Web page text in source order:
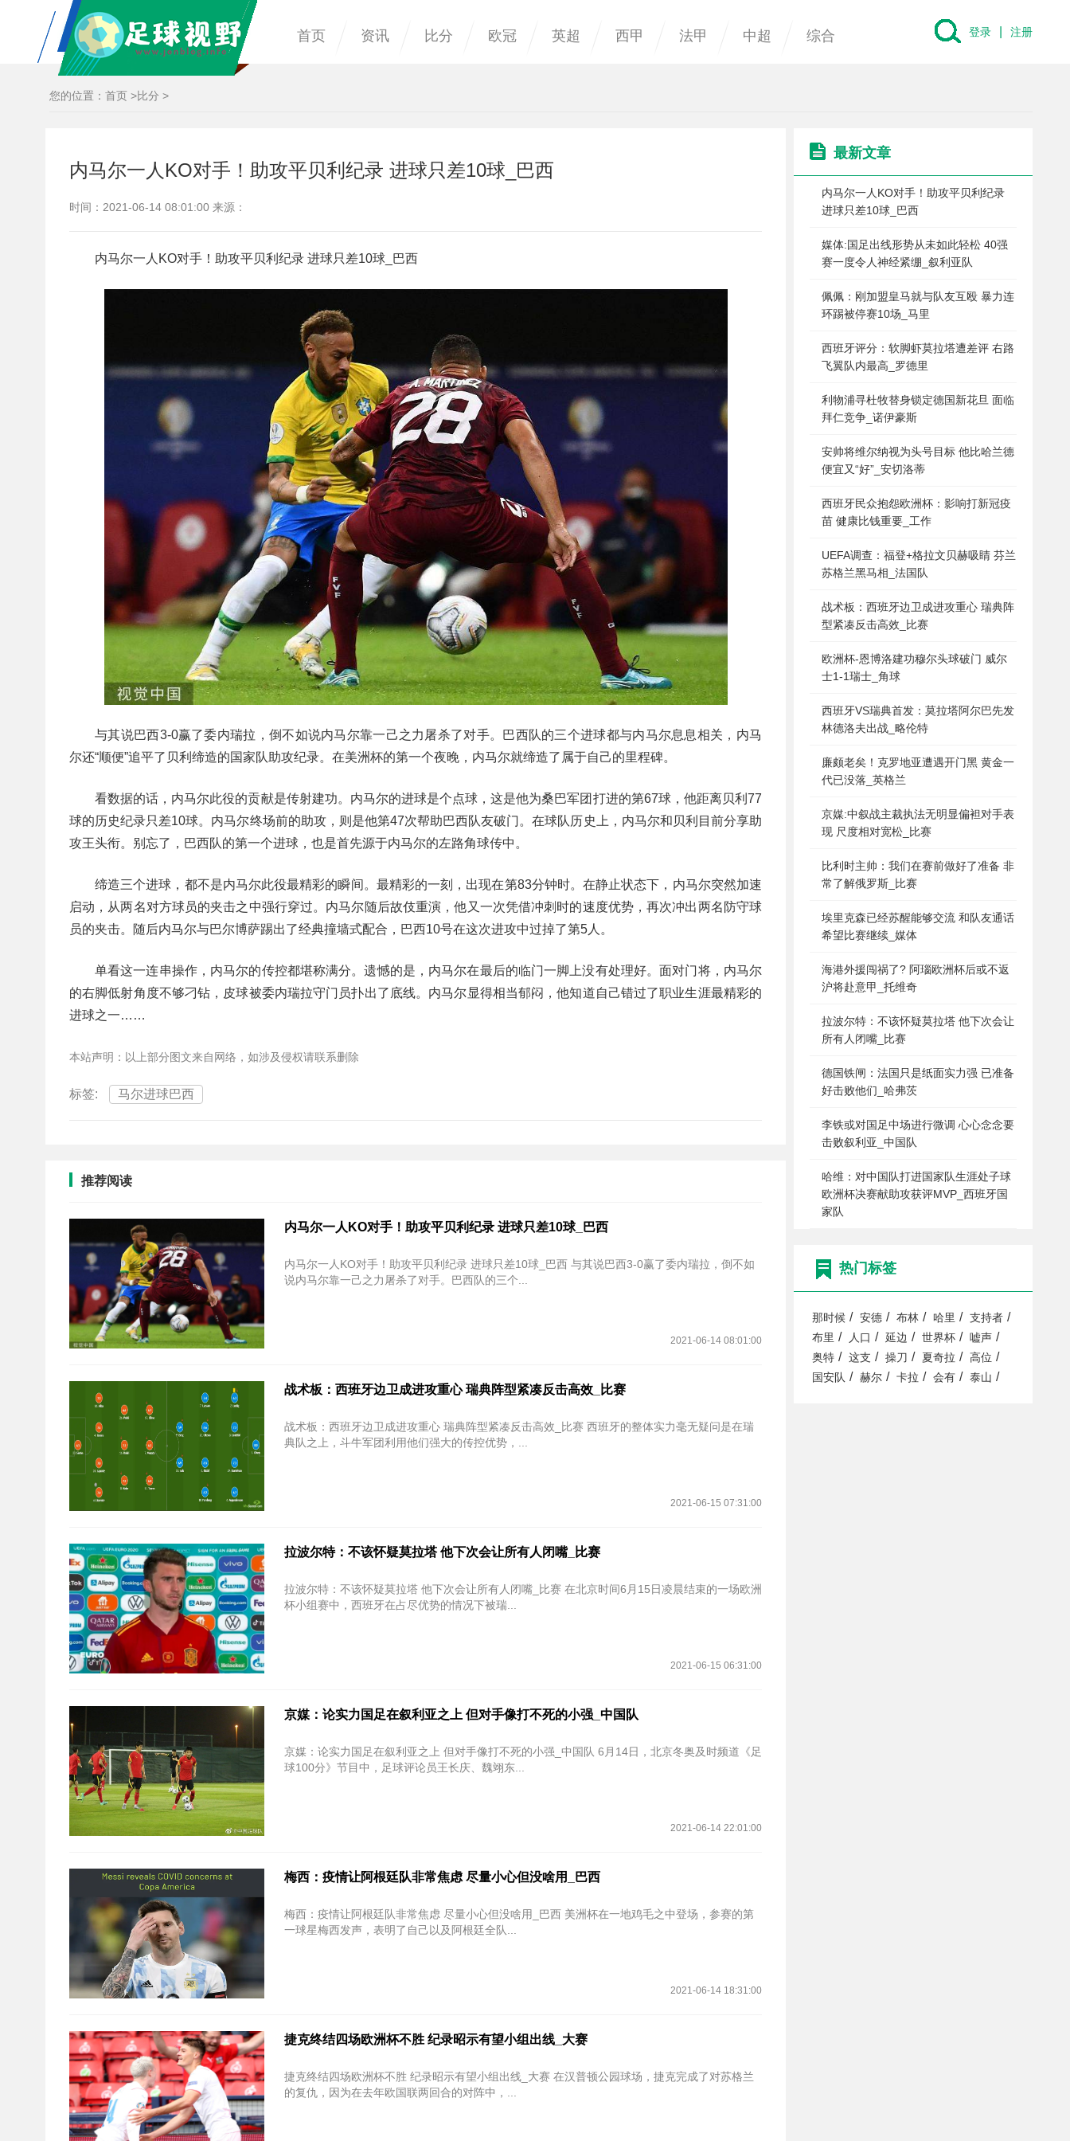
首页 资讯 比分 欧冠 英超 西甲 法甲 中超 综合 登录 注册
您的位置： 首页 >比分 >
内马尔一人KO对手！助攻平贝利纪录 进球只差10球_巴西
时间：2021-06-14 08:01:00 来源：
内马尔一人KO对手！助攻平贝利纪录 进球只差10球_巴西
与其说巴西3-0赢了委内瑞拉，倒不如说内马尔靠一己之力屠杀了对手。巴西队的三个进球都与内马尔息息相关，内马
尔还“顺便”追平了贝利缔造的国家队助攻纪录。在美洲杯的第一个夜晚，内马尔就缔造了属于自己的里程碑。
看数据的话，内马尔此役的贡献是传射建功。内马尔的进球是个点球，这是他为桑巴军团打进的第67球，他距离贝利77
球的历史纪录只差10球。内马尔终场前的助攻，则是他第47次帮助巴西队友破门。在球队历史上，内马尔和贝利目前分享助
攻王头衔。别忘了，巴西队的第一个进球，也是首先源于内马尔的左路角球传中。
缔造三个进球，都不是内马尔此役最精彩的瞬间。最精彩的一刻，出现在第83分钟时。在静止状态下，内马尔突然加速
启动，从两名对方球员的夹击之中强行穿过。内马尔随后故伎重演，他又一次凭借冲刺时的速度优势，再次冲出两名防守球
员的夹击。随后内马尔与巴尔博萨踢出了经典撞墙式配合，巴西10号在这次进攻中过掉了第5人。
单看这一连串操作，内马尔的传控都堪称满分。遗憾的是，内马尔在最后的临门一脚上没有处理好。面对门将，内马尔
的右脚低射角度不够刁钻，皮球被委内瑞拉守门员扑出了底线。内马尔显得相当郁闷，他知道自己错过了职业生涯最精彩的
进球之一……
本站声明：以上部分图文来自网络，如涉及侵权请联系删除
标签: 马尔进球巴西
推荐阅读
内马尔一人KO对手！助攻平贝利纪录 进球只差10球_巴西
内马尔一人KO对手！助攻平贝利纪录 进球只差10球_巴西 与其说巴西3-0赢了委内瑞拉，倒不如
说内马尔靠一己之力屠杀了对手。巴西队的三个...
2021-06-14 08:01:00
战术板：西班牙边卫成进攻重心 瑞典阵型紧凑反击高效_比赛
战术板：西班牙边卫成进攻重心 瑞典阵型紧凑反击高效_比赛 西班牙的整体实力毫无疑问是在瑞
典队之上，斗牛军团利用他们强大的传控优势，...
2021-06-15 07:31:00
拉波尔特：不该怀疑莫拉塔 他下次会让所有人闭嘴_比赛
拉波尔特：不该怀疑莫拉塔 他下次会让所有人闭嘴_比赛 在北京时间6月15日凌晨结束的一场欧洲
杯小组赛中，西班牙在占尽优势的情况下被瑞...
2021-06-15 06:31:00
京媒：论实力国足在叙利亚之上 但对手像打不死的小强_中国队
京媒：论实力国足在叙利亚之上 但对手像打不死的小强_中国队 6月14日，北京冬奥及时频道《足
球100分》节目中，足球评论员王长庆、魏翊东...
2021-06-14 22:01:00
梅西：疫情让阿根廷队非常焦虑 尽量小心但没啥用_巴西
梅西：疫情让阿根廷队非常焦虑 尽量小心但没啥用_巴西 美洲杯在一地鸡毛之中登场，参赛的第
一球星梅西发声，表明了自己以及阿根廷全队...
2021-06-14 18:31:00
捷克终结四场欧洲杯不胜 纪录昭示有望小组出线_大赛
捷克终结四场欧洲杯不胜 纪录昭示有望小组出线_大赛 在汉普顿公园球场，捷克完成了对苏格兰
的复仇，因为在去年欧国联两回合的对阵中，...
最新文章
内马尔一人KO对手！助攻平贝利纪录
进球只差10球_巴西
媒体:国足出线形势从未如此轻松 40强
赛一度令人神经紧绷_叙利亚队
佩佩：刚加盟皇马就与队友互殴 暴力连
环踢被停赛10场_马里
西班牙评分：软脚虾莫拉塔遭差评 右路
飞翼队内最高_罗德里
利物浦寻杜牧替身锁定德国新花旦 面临
拜仁竞争_诺伊豪斯
安帅将维尔纳视为头号目标 他比哈兰德
便宜又“好”_安切洛蒂
西班牙民众抱怨欧洲杯：影响打新冠疫
苗 健康比钱重要_工作
UEFA调查：福登+格拉文贝赫吸睛 芬兰
苏格兰黑马相_法国队
战术板：西班牙边卫成进攻重心 瑞典阵
型紧凑反击高效_比赛
欧洲杯-恩博洛建功穆尔头球破门 威尔
士1-1瑞士_角球
西班牙VS瑞典首发：莫拉塔阿尔巴先发
林德洛夫出战_略伦特
廉颇老矣！克罗地亚遭遇开门黑 黄金一
代已没落_英格兰
京媒:中叙战主裁执法无明显偏袒对手表
现 尺度相对宽松_比赛
比利时主帅：我们在赛前做好了准备 非
常了解俄罗斯_比赛
埃里克森已经苏醒能够交流 和队友通话
希望比赛继续_媒体
海港外援闯祸了? 阿瑙欧洲杯后或不返
沪将赴意甲_托维奇
拉波尔特：不该怀疑莫拉塔 他下次会让
所有人闭嘴_比赛
德国铁闸：法国只是纸面实力强 已准备
好击败他们_哈弗茨
李铁或对国足中场进行微调 心心念念要
击败叙利亚_中国队
哈维：对中国队打进国家队生涯处子球
欧洲杯决赛献助攻获评MVP_西班牙国
家队
热门标签
那时候 / 安德 / 布林 / 哈里 / 支持者 /
布里 / 人口 / 延边 / 世界杯 / 嘘声 /
奥特 / 这支 / 操刀 / 夏奇拉 / 高位 /
国安队 / 赫尔 / 卡拉 / 会有 / 泰山 /